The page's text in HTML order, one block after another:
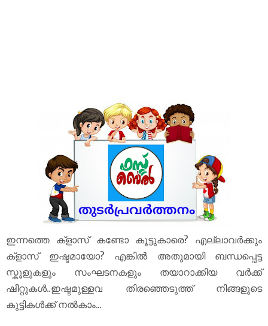
ഇന്നത്തെ ക്‌ളാസ് കണ്ടോ കൂട്ടുകാരെ? എല്ലാവർക്കും
ക്‌ളാസ് ഇഷ്ടമായോ? എങ്കിൽ അതുമായി ബന്ധപ്പെട്ട
സ്കൂളുകളും സംഘടനകളും തയാറാക്കിയ വർക്ക്
ഷീറ്റുകൾ..ഇഷ്ടമുള്ളവ തിരഞ്ഞെടുത്ത് നിങ്ങളുടെ
കുട്ടികൾക്ക് നൽകാം...